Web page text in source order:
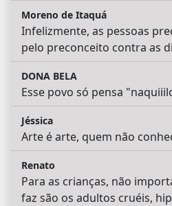
Moreno de Itaquá
Infelizmente, as pessoas
pelo preconceito contra as
DONA BELA
Esse povo só pensa
Jéssica
Arte é arte, quem não
Renato
Para as crianças, não
faz são os adultos cruéis,